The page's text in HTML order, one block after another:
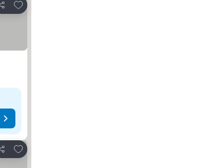
Compartir
Agregar a favoritos
Compartir
Agregar a favoritos